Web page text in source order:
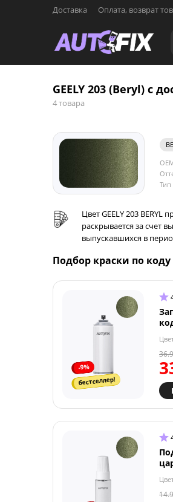
Доставка Оплата, возврат
GEELY 203 (Beryl) с
4 товара
Тип
Цвет GEELY 203
раскрывается за счет
выпускавшихся в
Подбор краски по коду
-9%
бестселлер!